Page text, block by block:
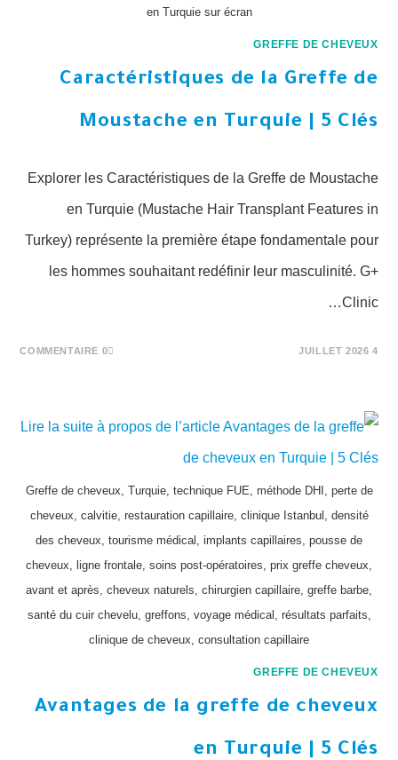
en Turquie sur écran
GREFFE DE CHEVEUX
Caractéristiques de la Greffe de
Moustache en Turquie | 5 Clés
Explorer les Caractéristiques de la Greffe de Moustache
en Turquie (Mustache Hair Transplant Features in
Turkey) représente la première étape fondamentale pour
les hommes souhaitant redéfinir leur masculinité. G+
Clinic…
0 COMMENTAIRE 4 JUILLET 2026
Greffe de cheveux, Turquie, technique FUE, méthode DHI, perte de
cheveux, calvitie, restauration capillaire, clinique Istanbul, densité
des cheveux, tourisme médical, implants capillaires, pousse de
cheveux, ligne frontale, soins post-opératoires, prix greffe cheveux,
avant et après, cheveux naturels, chirurgien capillaire, greffe barbe,
santé du cuir chevelu, greffons, voyage médical, résultats parfaits,
clinique de cheveux, consultation capillaire
GREFFE DE CHEVEUX
Avantages de la greffe de cheveux
en Turquie | 5 Clés